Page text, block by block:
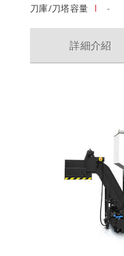
刀庫/刀塔容量
-
詳細介紹